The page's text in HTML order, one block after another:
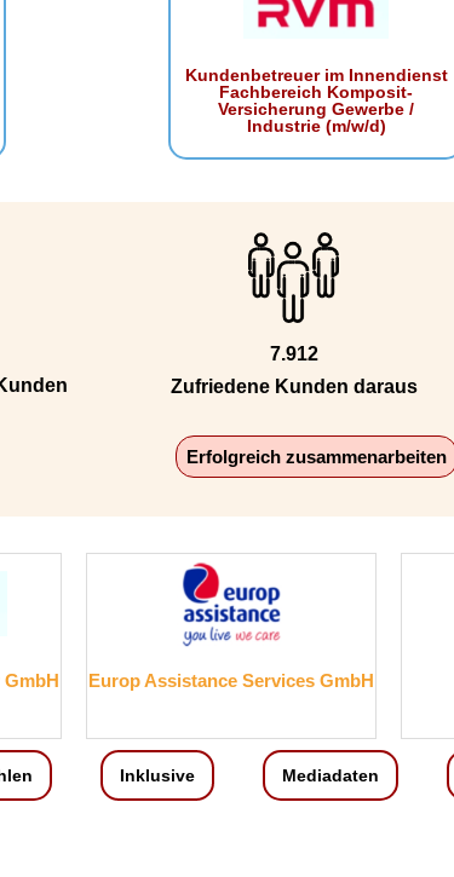
Kundenbetreuer im Innendienst
Fachbereich Komposit-
Versicherung Gewerbe /
Industrie (m/w/d)
7.912
Zufriedene Kunden daraus
Erfolgreich zusammenarbeiten
Europ Assistance Services GmbH
Inklusive Mediadaten